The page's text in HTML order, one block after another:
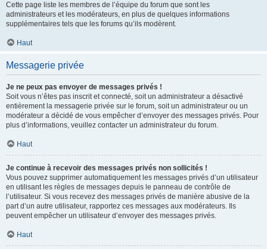
Cette page liste les membres de l’équipe du forum que sont les
administrateurs et les modérateurs, en plus de quelques informations
supplémentaires tels que les forums qu’ils modèrent.
Haut
Messagerie privée
Je ne peux pas envoyer de messages privés !
Soit vous n’êtes pas inscrit et connecté, soit un administrateur a désactivé
entièrement la messagerie privée sur le forum, soit un administrateur ou un
modérateur a décidé de vous empêcher d’envoyer des messages privés. Pour
plus d’informations, veuillez contacter un administrateur du forum.
Haut
Je continue à recevoir des messages privés non sollicités !
Vous pouvez supprimer automatiquement les messages privés d’un utilisateur
en utilisant les règles de messages depuis le panneau de contrôle de
l’utilisateur. Si vous recevez des messages privés de manière abusive de la
part d’un autre utilisateur, rapportez ces messages aux modérateurs. Ils
peuvent empêcher un utilisateur d’envoyer des messages privés.
Haut